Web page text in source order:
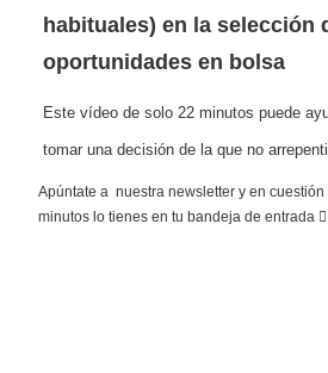
habituales) en la selección
oportunidades en bolsa
Este vídeo de solo 22 minutos puede
tomar una decisión de la que no
Apúntate a nuestra newsletter y en cuestión
minutos lo tienes en tu bandeja de entrada